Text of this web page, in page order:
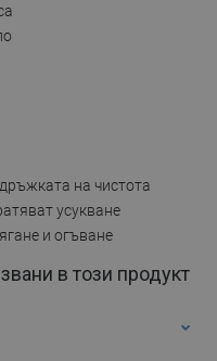
на чистота
усукване
и огъване
в този продукт